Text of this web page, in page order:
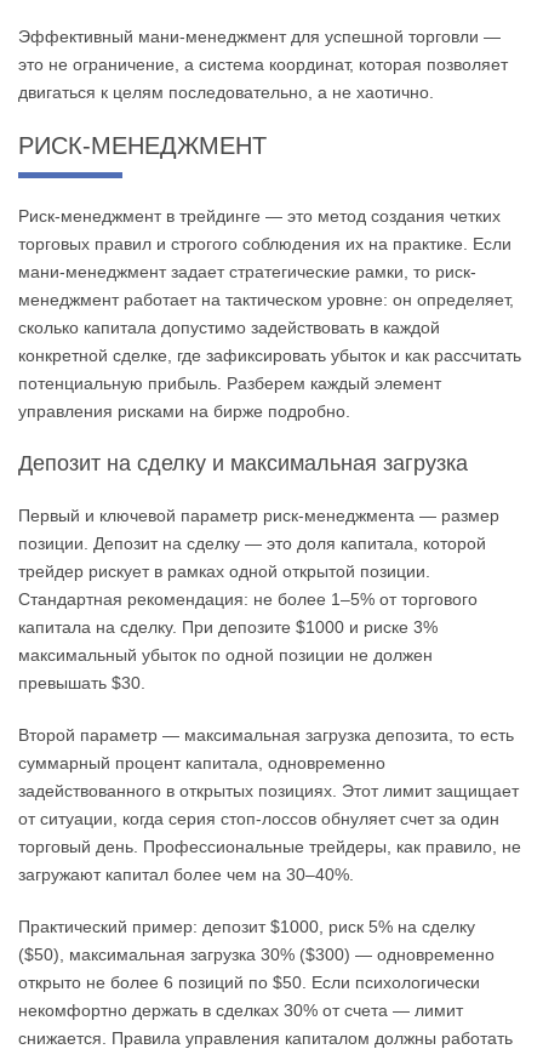
Эффективный мани-менеджмент для успешной торговли —
это не ограничение, а система координат, которая позволяет
двигаться к целям последовательно, а не хаотично.
РИСК-МЕНЕДЖМЕНТ
Риск-менеджмент в трейдинге — это метод создания четких
торговых правил и строгого соблюдения их на практике. Если
мани-менеджмент задает стратегические рамки, то риск-
менеджмент работает на тактическом уровне: он определяет,
сколько капитала допустимо задействовать в каждой
конкретной сделке, где зафиксировать убыток и как рассчитать
потенциальную прибыль. Разберем каждый элемент
управления рисками на бирже подробно.
Депозит на сделку и максимальная загрузка
Первый и ключевой параметр риск-менеджмента — размер
позиции. Депозит на сделку — это доля капитала, которой
трейдер рискует в рамках одной открытой позиции.
Стандартная рекомендация: не более 1–5% от торгового
капитала на сделку. При депозите $1000 и риске 3%
максимальный убыток по одной позиции не должен
превышать $30.
Второй параметр — максимальная загрузка депозита, то есть
суммарный процент капитала, одновременно
задействованного в открытых позициях. Этот лимит защищает
от ситуации, когда серия стоп-лоссов обнуляет счет за один
торговый день. Профессиональные трейдеры, как правило, не
загружают капитал более чем на 30–40%.
Практический пример: депозит $1000, риск 5% на сделку
($50), максимальная загрузка 30% ($300) — одновременно
открыто не более 6 позиций по $50. Если психологически
некомфортно держать в сделках 30% от счета — лимит
снижается. Правила управления капиталом должны работать